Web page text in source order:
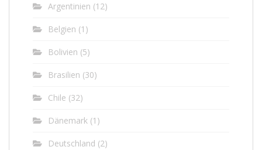
Argentinien (12)
Belgien (1)
Bolivien (5)
Brasilien (30)
Chile (32)
Dänemark (1)
Deutschland (2)